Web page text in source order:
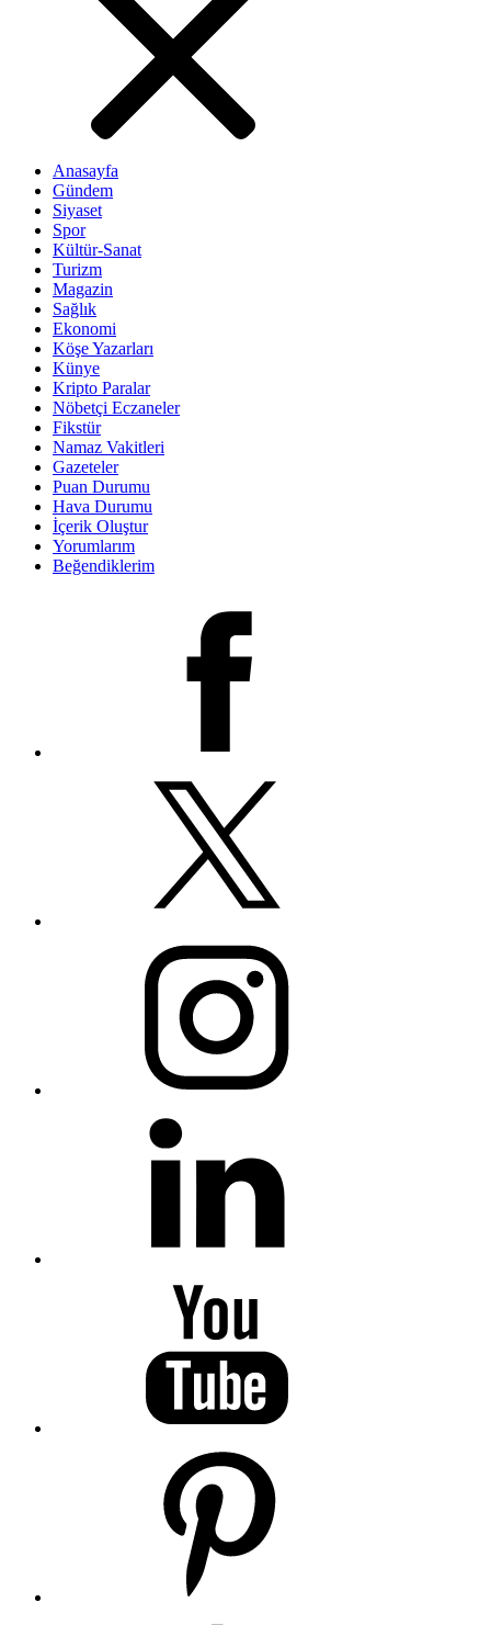
Anasayfa
Gündem
Siyaset
Spor
Kültür-Sanat
Turizm
Magazin
Sağlık
Ekonomi
Köşe Yazarları
Künye
Kripto Paralar
Nöbetçi Eczaneler
Fikstür
Namaz Vakitleri
Gazeteler
Puan Durumu
Hava Durumu
İçerik Oluştur
Yorumlarım
Beğendiklerim